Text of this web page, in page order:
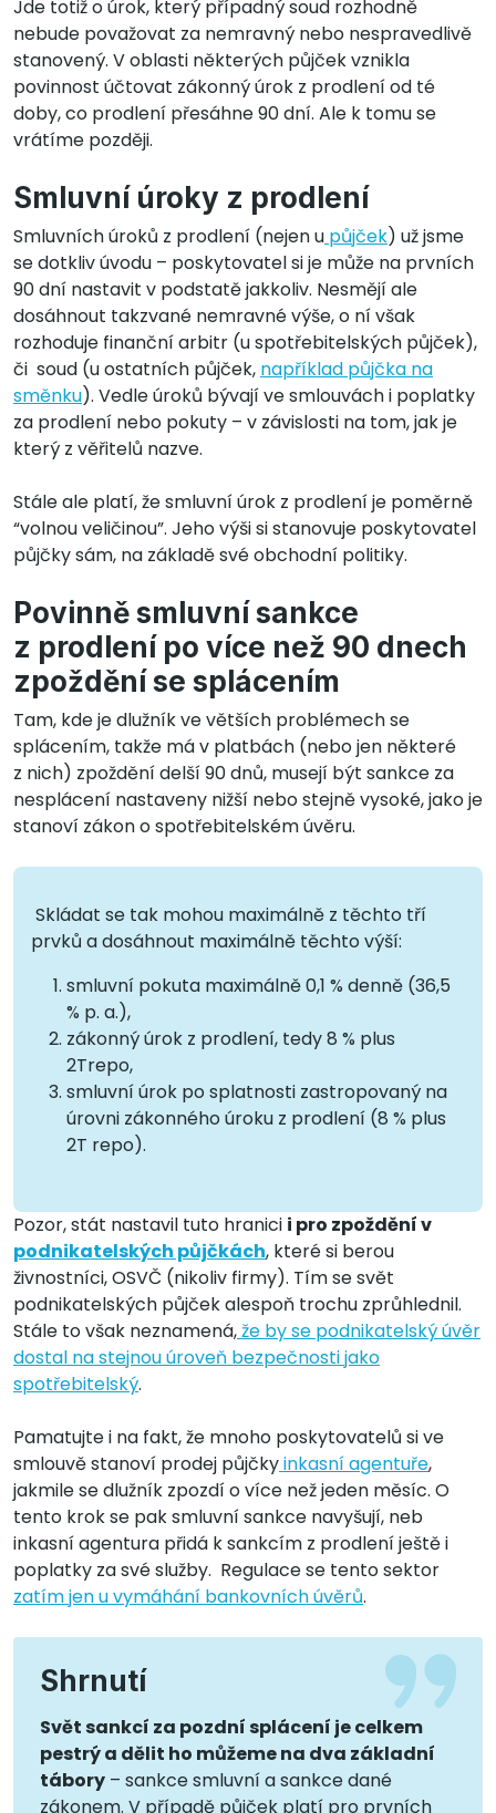
Jde totiž o úrok, který případný soud rozhodně
nebude považovat za nemravný nebo nespravedlivě
stanovený. V oblasti některých půjček vznikla
povinnost účtovat zákonný úrok z prodlení od té
doby, co prodlení přesáhne 90 dní. Ale k tomu se
vrátíme později.
Smluvní úroky z prodlení
Smluvních úroků z prodlení (nejen u půjček) už jsme
se dotkliv úvodu – poskytovatel si je může na prvních
90 dní nastavit v podstatě jakkoliv. Nesmějí ale
dosáhnout takzvané nemravné výše, o ní však
rozhoduje finanční arbitr (u spotřebitelských půjček),
či soud (u ostatních půjček, například půjčka na
směnku). Vedle úroků bývají ve smlouvách i poplatky
za prodlení nebo pokuty – v závislosti na tom, jak je
který z věřitelů nazve.
Stále ale platí, že smluvní úrok z prodlení je poměrně
“volnou veličinou”. Jeho výši si stanovuje poskytovatel
půjčky sám, na základě své obchodní politiky.
Povinně smluvní sankce
z prodlení po více než 90 dnech
zpoždění se splácením
Tam, kde je dlužník ve větších problémech se
splácením, takže má v platbách (nebo jen některé
z nich) zpoždění delší 90 dnů, musejí být sankce za
nesplácení nastaveny nižší nebo stejně vysoké, jako je
stanoví zákon o spotřebitelském úvěru.
Skládat se tak mohou maximálně z těchto tří
prvků a dosáhnout maximálně těchto výší:
smluvní pokuta maximálně 0,1 % denně (36,5
% p. a.),
zákonný úrok z prodlení, tedy 8 % plus
2Trepo,
smluvní úrok po splatnosti zastropovaný na
úrovni zákonného úroku z prodlení (8 % plus
2T repo).
Pozor, stát nastavil tuto hranici i pro zpoždění v
podnikatelských půjčkách, které si berou
živnostníci, OSVČ (nikoliv firmy). Tím se svět
podnikatelských půjček alespoň trochu zprůhlednil.
Stále to však neznamená,že by se podnikatelský úvěr
dostal na stejnou úroveň bezpečnosti jako
spotřebitelský.
Pamatujte i na fakt, že mnoho poskytovatelů si ve
smlouvě stanoví prodej půjčkyinkasní agentuře,
jakmile se dlužník zpozdí o více než jeden měsíc. O
tento krok se pak smluvní sankce navyšují, neb
inkasní agentura přidá k sankcím z prodlení ještě i
poplatky za své služby. Regulace se tento sektor
zatím jen u vymáhání bankovních úvěrů.
Shrnutí
Svět sankcí za pozdní splácení je celkem
pestrý a dělit ho můžeme na dva základní
tábory – sankce smluvní a sankce dané
zákonem. V případě půjček platí pro prvních